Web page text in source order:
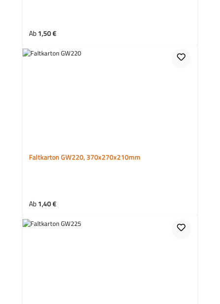
Regulärer Preis:
Ab1,50 €
Faltkarton GW220, 370x270x210mm
Regulärer Preis:
Ab1,40 €